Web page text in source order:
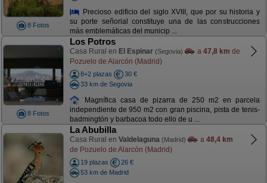
8 Fotos
Precioso edificio del siglo XVIII, que por su historia y
su porte señorial constituye una de las construcciones
más emblemáticas del municip ...
8 Fotos
Los Potros
Casa Rural en El Espinar (Segovia) a 47,8 km de
Pozuelo de Alarcón (Madrid)
8+2 plazas
30 €
33 km de Segovia
Magnífica casa de pizarra de 250 m2 en parcela
independiente de 950 m2 con gran piscina, pista de tenis-
badmingtón y barbacoa todo ello de u ...
La Abubilla
Casa Rural en Valdelaguna (Madrid) a 48,4 km
de Pozuelo de Alarcón (Madrid)
19 plazas
26 €
53 km de Madrid